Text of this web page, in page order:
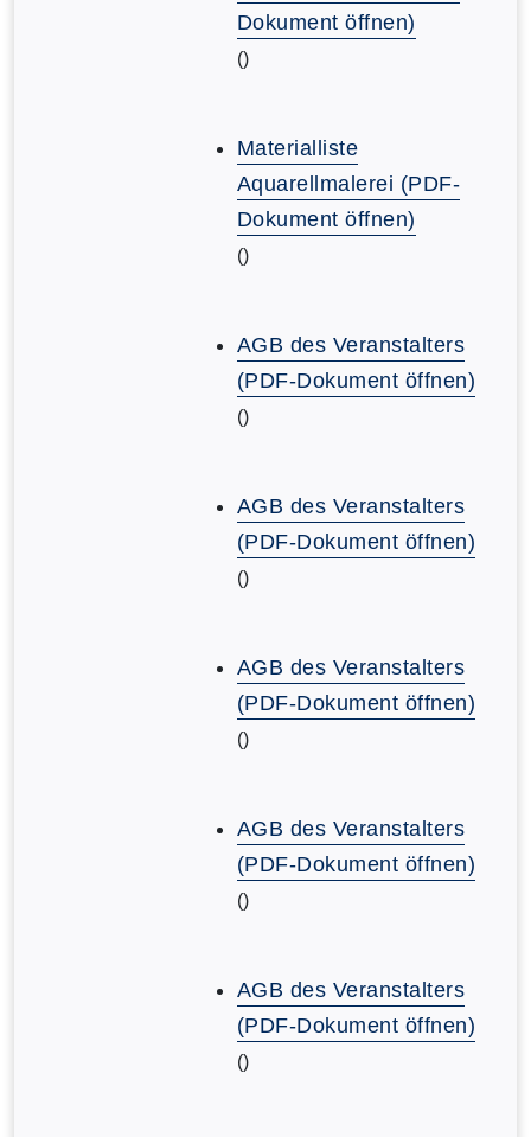
Dokument öffnen)
()
Materialliste
Aquarellmalerei (PDF-
Dokument öffnen)
()
AGB des Veranstalters
(PDF-Dokument öffnen)
()
AGB des Veranstalters
(PDF-Dokument öffnen)
()
AGB des Veranstalters
(PDF-Dokument öffnen)
()
AGB des Veranstalters
(PDF-Dokument öffnen)
()
AGB des Veranstalters
(PDF-Dokument öffnen)
()